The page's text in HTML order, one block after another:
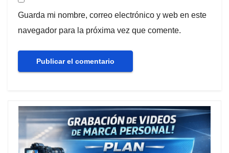
Guarda mi nombre, correo electrónico y web en este
navegador para la próxima vez que comente.